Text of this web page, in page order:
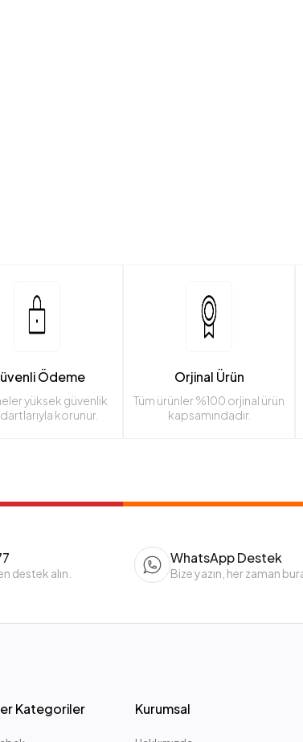
Ödeme
yüksek güvenlik
korunur.
Orjinal Ürün
Tüm ürünler %100 orjinal ürün
kapsamındadır.
destek alın.
WhatsApp Destek
Bize yazın, her zaman
Kategoriler Kurumsal